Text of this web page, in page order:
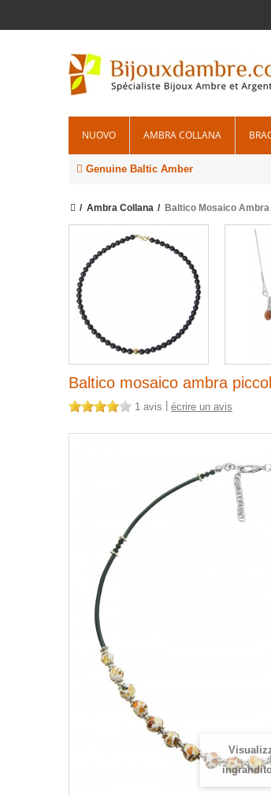
NUOVO AMBRA COLLANA
Genuine Baltic Amber
Ambra Collana Baltico Mosaico
Baltico mosaico ambra
1 avis écrire un avis